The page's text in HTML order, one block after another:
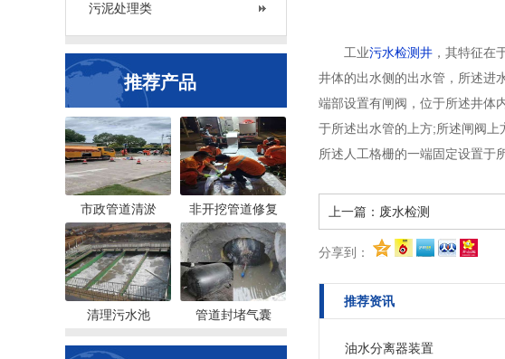
污泥处理类
推荐产品
市政管道清淤 非开挖管道修复
清理污水池 管道封堵气囊
工业污水检测井 ，其特征在
井体的出水侧的出水管，所述进
端部设置有闸阀，位于所述井体
于所述出水管的上方;所述闸阀上
所述人工格栅的一端固定设置于
上一篇： 废水检测
分享到：
推荐资讯
油水分离器装置